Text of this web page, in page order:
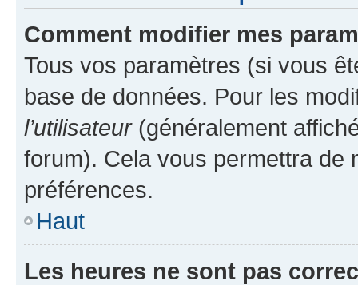
Comment modifier mes
Tous vos paramètres (si vous
base de données. Pour les
l’utilisateur(généralement
forum). Cela vous permettra de
préférences.
Haut
Les heures ne sont pas